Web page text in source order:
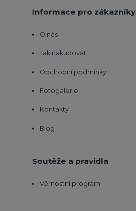
Informace pro zákazníky
O nás
Jak nakupovat
Obchodní podmínky
Fotogalerie
Kontakty
Blog
Soutěže a pravidla
Věrnostní program